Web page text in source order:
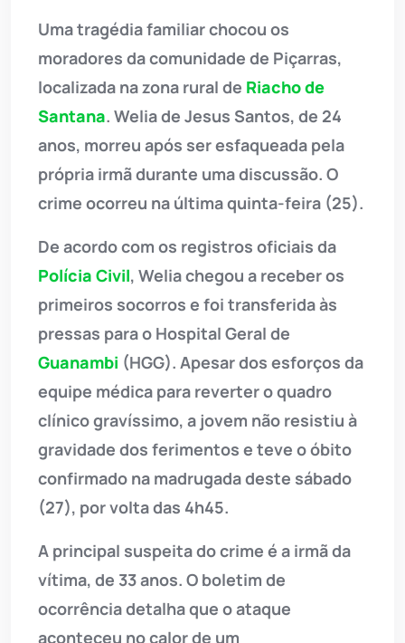
Uma tragédia familiar chocou os
moradores da comunidade de Piçarras,
localizada na zona rural de Riacho de
Santana. Welia de Jesus Santos, de 24
anos, morreu após ser esfaqueada pela
própria irmã durante uma discussão. O
crime ocorreu na última quinta-feira (25).
De acordo com os registros oficiais da
Polícia Civil, Welia chegou a receber os
primeiros socorros e foi transferida às
pressas para o Hospital Geral de
Guanambi (HGG). Apesar dos esforços da
equipe médica para reverter o quadro
clínico gravíssimo, a jovem não resistiu à
gravidade dos ferimentos e teve o óbito
confirmado na madrugada deste sábado
(27), por volta das 4h45.
A principal suspeita do crime é a irmã da
vítima, de 33 anos. O boletim de
ocorrência detalha que o ataque
aconteceu no calor de um